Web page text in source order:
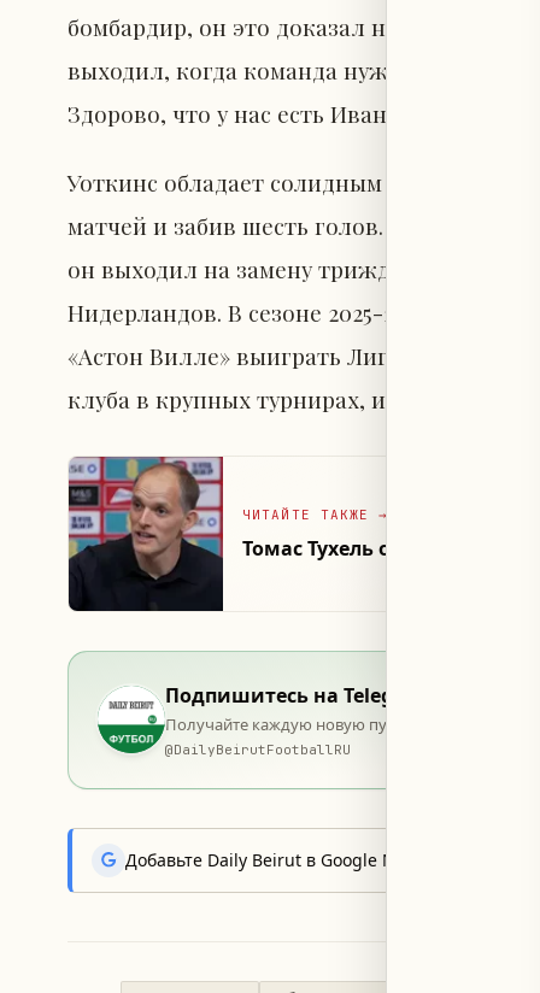
бомбардир, он это доказал на
выходил, когда команда нуждалась, а у
Здорово, что у нас есть Иван — он
Уоткинс обладает солидным
матчей и забив шесть голов. Его
он выходил на замену трижды, включая
Нидерландов. В сезоне 2025-2026 он
«Астон Вилле» выиграть Лигу Европы,
клуба в крупных турнирах, и забил 21 гол
ЧИТАЙТЕ ТАКЖЕ →
Томас Тухель отверг слухи
Подпишитесь на Telegram
Получайте каждую новую публикацию в момент
@DailyBeirutFootballRU
Добавьте Daily Beirut в Google News, чтобы